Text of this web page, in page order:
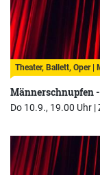
Theater, Ballett, Oper |
Männerschnupfen
Do 10.9., 19.00 Uhr |